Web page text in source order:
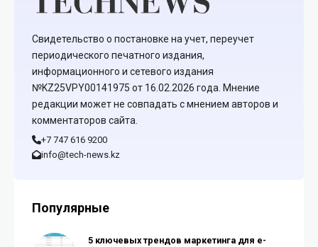
Свидетельство о постановке на учет, переучет
периодического печатного издания,
информационного и сетевого издания
№KZ25VPY00141975 от 16.02.2026 года. Мнение
редакции может не совпадать с мнением авторов и
комментаторов сайта.
+7 747 616 9200
info@tech-news.kz
Популярные
5 ключевых трендов маркетинга для e-